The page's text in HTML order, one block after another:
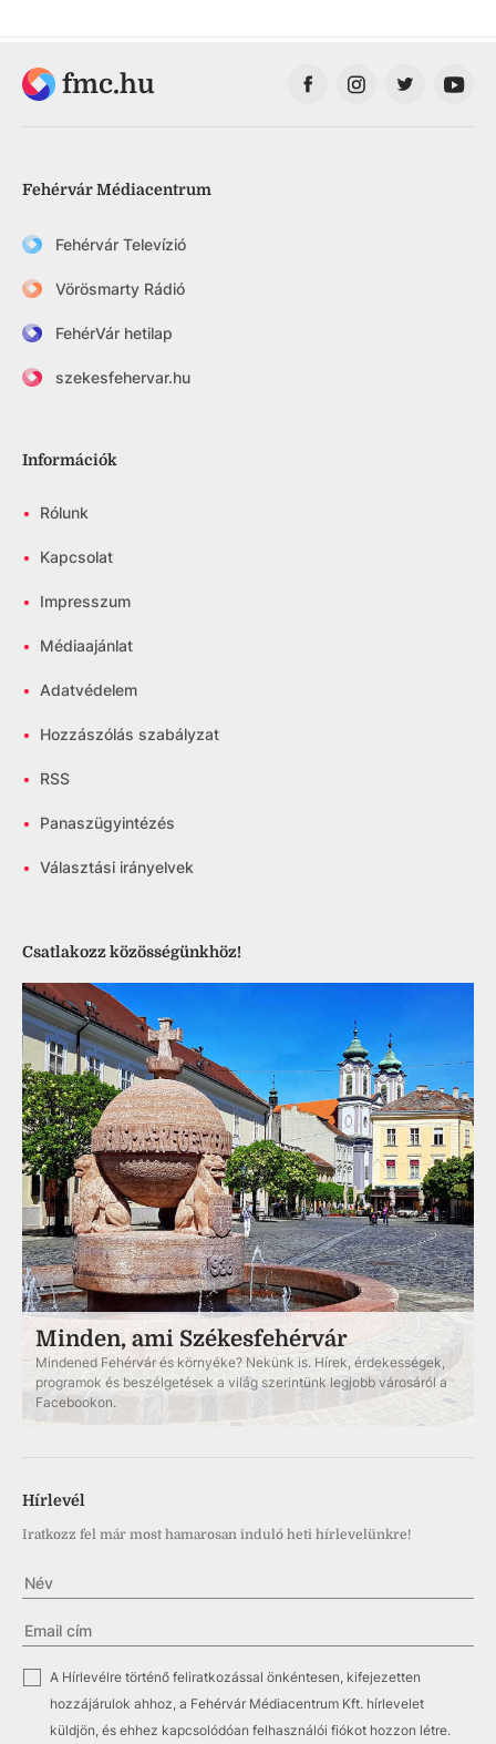
fmc.hu
Fehérvár Médiacentrum
Fehérvár Televízió
Vörösmarty Rádió
FehérVár hetilap
szekesfehervar.hu
Információk
• Rólunk
• Kapcsolat
• Impresszum
• Médiaajánlat
• Adatvédelem
• Hozzászólás szabályzat
• RSS
• Panaszügyintézés
• Választási irányelvek
Csatlakozz közösségünkhöz!
Minden, ami Székesfehérvár
Mindened Fehérvár és környéke? Nekünk is. Hírek, érdekességek,
programok és beszélgetések a világ szerintünk legjobb városáról a
Facebookon.
Hírlevél
Iratkozz fel már most hamarosan induló heti hírlevelünkre!
A Hírlevélre történő feliratkozással önkéntesen, kifejezetten
hozzájárulok ahhoz, a Fehérvár Médiacentrum Kft. hírlevelet
küldjön, és ehhez kapcsolódóan felhasználói fiókot hozzon létre.